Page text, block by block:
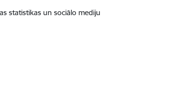
statistikas un sociālo mediju